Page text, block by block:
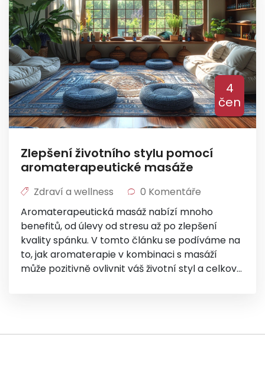
4
čen
Zlepšení životního stylu pomocí
aromaterapeutické masáže
Zdraví a wellness
0 Komentáře
Aromaterapeutická masáž nabízí mnoho
benefitů, od úlevy od stresu až po zlepšení
kvality spánku. V tomto článku se podíváme na
to, jak aromaterapie v kombinaci s masáží
může pozitivně ovlivnit váš životní styl a celkové